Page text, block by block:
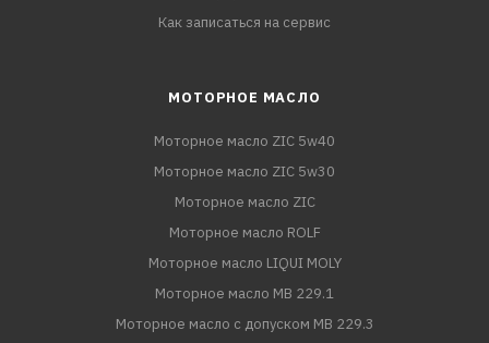
Как записаться на сервис
МОТОРНОЕ МАСЛО
Моторное масло ZIC 5w40
Моторное масло ZIC 5w30
Моторное масло ZIC
Моторное масло ROLF
Моторное масло LIQUI MOLY
Моторное масло MB 229.1
Моторное масло с допуском MB 229.3